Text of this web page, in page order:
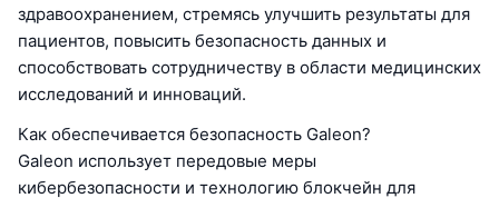
здравоохранением, стремясь улучшить результаты для
пациентов, повысить безопасность данных и
способствовать сотрудничеству в области медицинских
исследований и инноваций.
Как обеспечивается безопасность Galeon?
Galeon использует передовые меры
кибербезопасности и технологию блокчейн для